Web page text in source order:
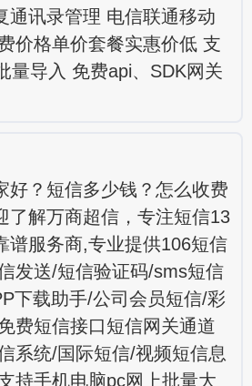
通讯录管理 电信联通移动
价格单价套餐实惠价低 支
量导入 免费api、SDK网关
好？短信多少钱？怎么收费
了解万商超信，专注短信13
谱服务商,专业提供106短信
发送/短信验证码/sms短信
下载助手/公司会员短信/彩
费短信接口短信网关通道
系统/国际短信/视频短信息
持手机电脑pc网上批量大